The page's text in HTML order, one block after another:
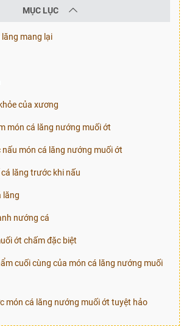
MỤC LỤC
mang lại
của xương
món cá lăng nướng muối ớt
món cá lăng nướng muối ớt
cá lăng trước khi nấu
lăng
nướng cá
ớt chấm đặc biệt
cuối cùng của món cá lăng nướng muối
món cá lăng nướng muối ớt tuyệt hảo